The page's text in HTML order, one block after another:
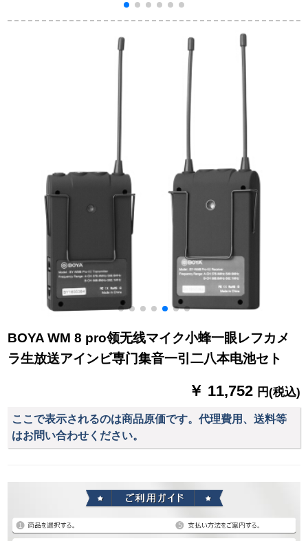
携帯テープ生放送音
响カードドットコム
のキーパーが录音し
たマイク全民カラオ
ケ携帯电话のマイク
の手振り生放送を装
振りでドマルソンユ
ニバー·サール·アンド
ライサー·ブルート·ブ
ラットトバックとい
BOYA WM 8 pro领无线マイク小蜂一眼レフカメ
ラ生放送アインビ専门集音一引二八本电池セト
￥ 11,752 円(税込)
ここで表示されるのは商品原価です。代理費用、送料等
はお問い合わせください。